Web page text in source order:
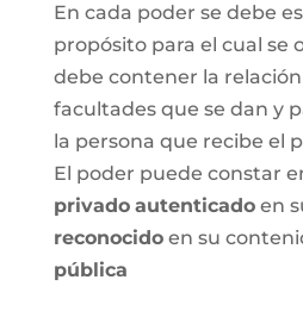
En cada poder se debe
propósito para el cual se
debe contener la
facultades que se dan y
la persona que recibe el
El poder puede constar
privado autenticadoen
reconocidoen su
pública